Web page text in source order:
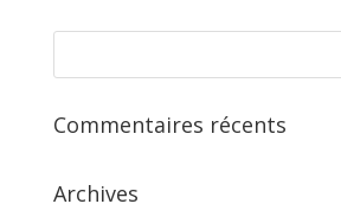
Commentaires récents
Archives